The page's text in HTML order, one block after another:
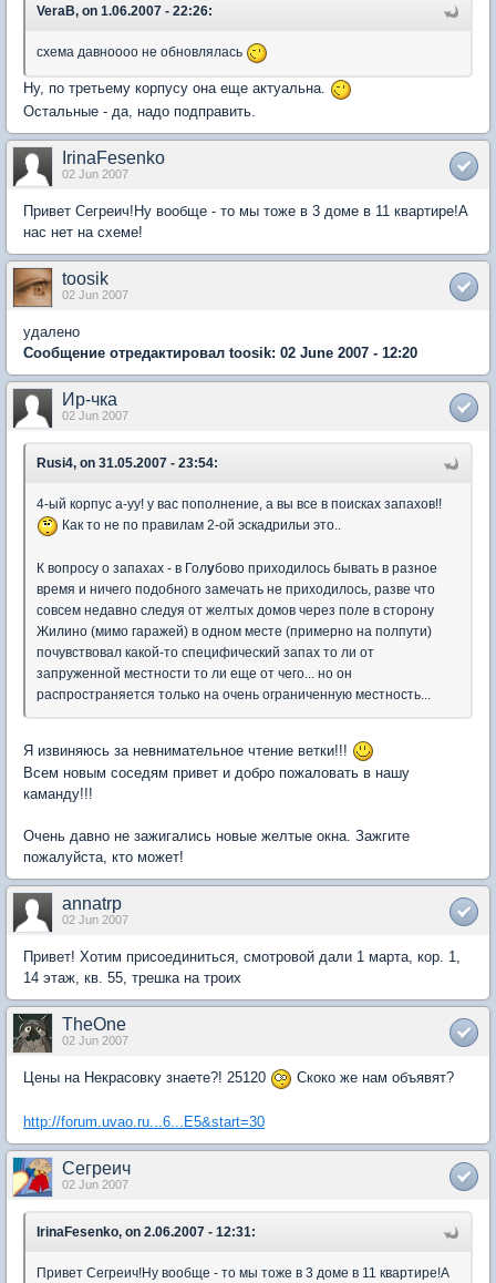
VeraB, on 1.06.2007 - 22:26:
схема давноооо не обновлялась
Ну, по третьему корпусу она еще актуальна.
Остальные - да, надо подправить.
IrinaFesenko
02 Jun 2007
Привет Сегреич!Ну вообще - то мы тоже в 3 доме в 11 квартире!А
нас нет на схеме!
toosik
02 Jun 2007
удалено
Сообщение отредактировал toosik: 02 June 2007 - 12:20
Ир-чка
02 Jun 2007
Rusi4, on 31.05.2007 - 23:54:
4-ый корпус а-уу! у вас пополнение, а вы все в поисках запахов!!
Как то не по правилам 2-ой эскадрильи это..
К вопросу о запахах - в Голубово приходилось бывать в разное
время и ничего подобного замечать не приходилось, разве что
совсем недавно следуя от желтых домов через поле в сторону
Жилино (мимо гаражей) в одном месте (примерно на полпути)
почувствовал какой-то специфический запах то ли от
запруженной местности то ли еще от чего... но он
распространяется только на очень ограниченную местность...
Я извиняюсь за невнимательное чтение ветки!!!
Всем новым соседям привет и добро пожаловать в нашу
каманду!!!
Очень давно не зажигались новые желтые окна. Зажгите
пожалуйста, кто может!
annatrp
02 Jun 2007
Привет! Хотим присоединиться, смотровой дали 1 марта, кор. 1,
14 этаж, кв. 55, трешка на троих
TheOne
02 Jun 2007
Цены на Некрасовку знаете?! 25120 Скоко же нам объявят?
http://forum.uvao.ru...6...E5&start=30
Сегреич
02 Jun 2007
IrinaFesenko, on 2.06.2007 - 12:31:
Привет Сегреич!Ну вообще - то мы тоже в 3 доме в 11 квартире!А